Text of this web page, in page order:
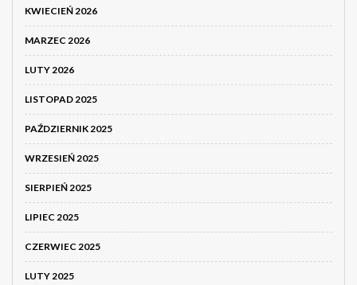
KWIECIEŃ 2026
MARZEC 2026
LUTY 2026
LISTOPAD 2025
PAŹDZIERNIK 2025
WRZESIEŃ 2025
SIERPIEŃ 2025
LIPIEC 2025
CZERWIEC 2025
LUTY 2025